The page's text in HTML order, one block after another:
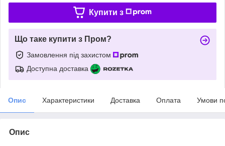
Купити з
Що таке купити з Пром?
Замовлення під захистом
Доступна доставка
Опис Характеристики Доставка Оплата Умови
Опис